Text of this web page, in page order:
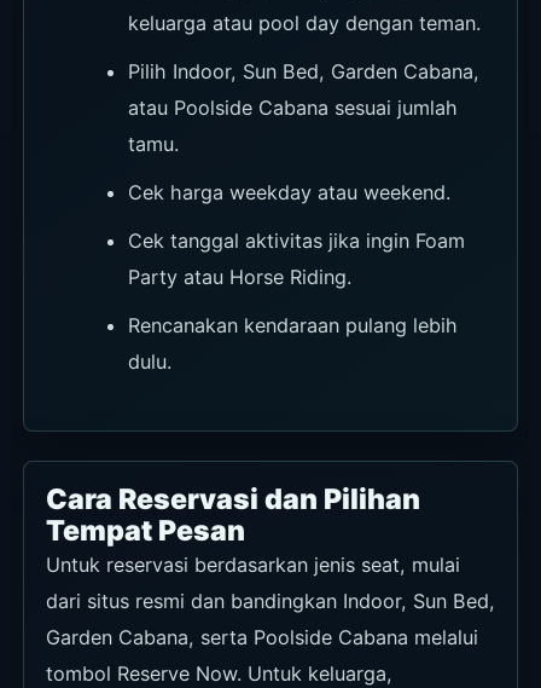
keluarga atau pool day dengan teman.
Pilih Indoor, Sun Bed, Garden Cabana,
atau Poolside Cabana sesuai jumlah
tamu.
Cek harga weekday atau weekend.
Cek tanggal aktivitas jika ingin Foam
Party atau Horse Riding.
Rencanakan kendaraan pulang lebih
dulu.
Cara Reservasi dan Pilihan
Tempat Pesan
Untuk reservasi berdasarkan jenis seat, mulai
dari situs resmi dan bandingkan Indoor, Sun Bed,
Garden Cabana, serta Poolside Cabana melalui
tombol Reserve Now. Untuk keluarga,